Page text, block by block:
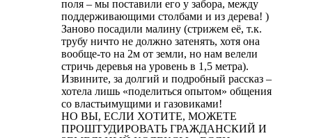
поля – мы поставили его у забора, между
поддерживающими столбами и из дерева! )
Заново посадили малину (стрижем её, т.к.
трубу ничто не должно затенять, хотя она
вообще-то на 2м от земли, но нам велели
стричь деревья на уровень в 1,5 метра).
Извините, за долгий и подробный рассказ –
хотела лишь «поделиться опытом» общения
со властьимущими и газовиками!
НО ВЫ, ЕСЛИ ХОТИТЕ, МОЖЕТЕ
ПРОШТУДИРОВАТЬ ГРАЖДАНСКИЙ И